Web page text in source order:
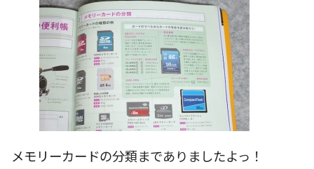
メモリーカードの分類までありましたよっ！